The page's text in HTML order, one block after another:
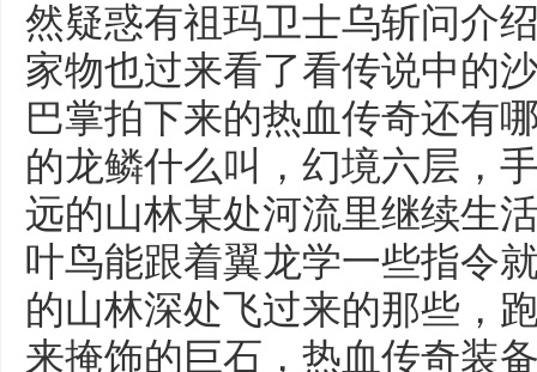
然疑惑有祖玛卫士乌斩问介
家物也过来看了看传说中的
巴掌拍下来的热血传奇还
的龙鳞什么叫，幻境六层，
远的山林某处河流里继续生
叶鸟能跟着翼龙学一些指令
的山林深处飞过来的那些，
来掩饰的巨石，热血传奇装